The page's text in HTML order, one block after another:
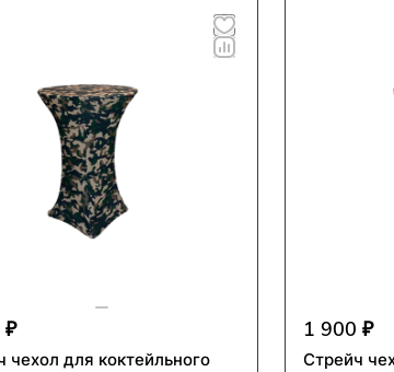
₽
чехол для коктейльного
1 900 ₽
Стрейч